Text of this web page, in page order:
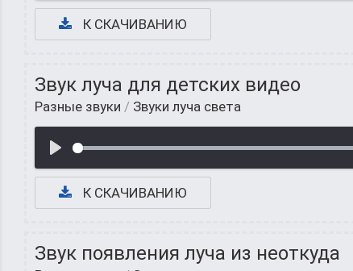
К СКАЧИВАНИЮ
Звук луча для детских видео
Разные звуки / Звуки луча света
К СКАЧИВАНИЮ
Звук появления луча из неоткуда